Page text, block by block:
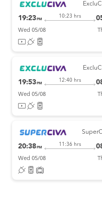
19:23 PM
10:23 hrs
Wed 05/08
19:53 PM
12:40 hrs
Wed 05/08
20:38 PM
11:36 hrs
Wed 05/08